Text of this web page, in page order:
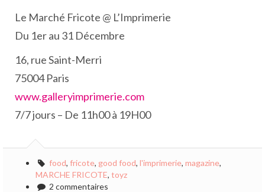
Le Marché Fricote @ L’Imprimerie
Du 1er au 31 Décembre
16, rue Saint-Merri
75004 Paris
www.galleryimprimerie.com
7/7 jours – De 11h00 à 19H00
food, fricote, good food, l'imprimerie, magazine,
MARCHE FRICOTE, toyz
2 commentaires